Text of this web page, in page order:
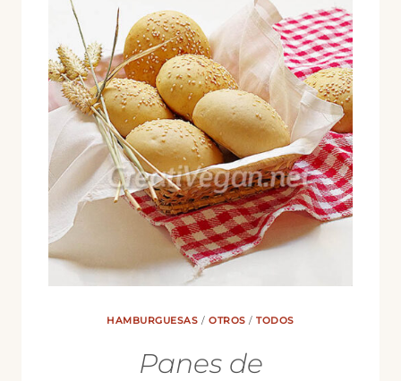
HAMBURGUESAS /OTROS /TODOS
Panes de